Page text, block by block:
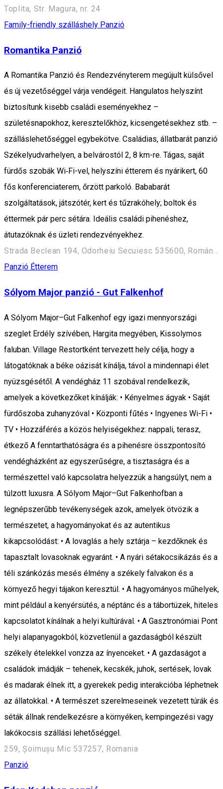
Toplita, Str. Magura, nr. 24
Family-friendly szálláshely Panzió
Romantika Panzió
A Romantika Panzió és Rendezvényterem megújult külsővel
és új vezetőséggel várja vendégeit. Hangulatos helyszínt
biztosítunk kisebb családi eseményekhez –
születésnapokhoz, keresztelőkhöz, kicsengetésekhez stb. –
szálláslehetőséggel egybekötve. Családias, állatbarát panzió
Székelyudvarhelyen, a belvárostól 2, 8 km-re. Tágas, saját
fürdős szobák Wi‑Fi-vel, helyszíni étterem és nyárikert, 60
fős konferenciaterem, őrzött parkoló. Bababarát
szolgáltatások, játszótér, kert és tűzrakóhely; boltok és
éttermek pár perc sétára. Ideális családi pihenéshez,
átutazóknak és üzleti rendezvényekhez.
Strada Beclean 194, Odorheiu Secuiesc 535600, Románia
Panzió Étterem
Sólyom Major panzió - Gut Falkenhof
A Sólyom Major–Gut Falkenhof egy igazi mennyországi
szeglet Erdély szívében, Hargita megyében, Kissolymos
faluban. Village Restortként tervezett hely célja, hogy a
látogatóknak a béke oázisát kínálja, távol a mindennapi élet
nyüzsgésétől. A vendégház 11 szobával rendelkezik,
amelyek a következőket kínálják: • Kényelmes ágyak • Saját
fürdőszoba zuhanyzóval • Központi fűtés • Ingyenes Wi-Fi •
TV • Hozzáférés a közös helyiségekhez: nappali, terasz,
étkező A fenntarthatóságra és a pihenésre összpontosító
vendégházként az egyszerűségre, a tisztaságra és a
természettel való kapcsolatra helyezzük a hangsúlyt, nem a
túlzott luxusra. A Sólyom Major–Gut Falkenhofban a
legnépszerűbb tevékenységek azok, amelyek ötvözik a
természetet, a hagyományokat és az autentikus
kikapcsolódást: • A lovaglás a hely sztárja – kezdőknek és
tapasztalt lovasoknak egyaránt. • A nyári sétakocsikázás és a
téli szánkózás mesés élmény a székely falvakon és a
környező hegyi tájakon keresztül. • A hagyományos műhelyek,
mint például a kenyérsütés, a néptánc és a tábortüzek, hiteles
kapcsolatot kínálnak a helyi kultúrával. • A Gasztronómiai Pont
helyi alapanyagokból, közvetlenül a gazdaságból készült
székely ételekkel vonzza az ínyenceket. • A gazdaságot a
családok imádják – tehenek, kecskék, juhok, sertések, lovak
és madarak élnek itt, a gyerekek pedig interakcióba léphetnek
az állatokkal. • A természet szerelmeseinek vezetett túrák és
séták állnak rendelkezésre a környéken, kempingezési vagy
lakókocsis szállási lehetőséggel.
259, Șoimușu Mic 537257, Romania
Panzió